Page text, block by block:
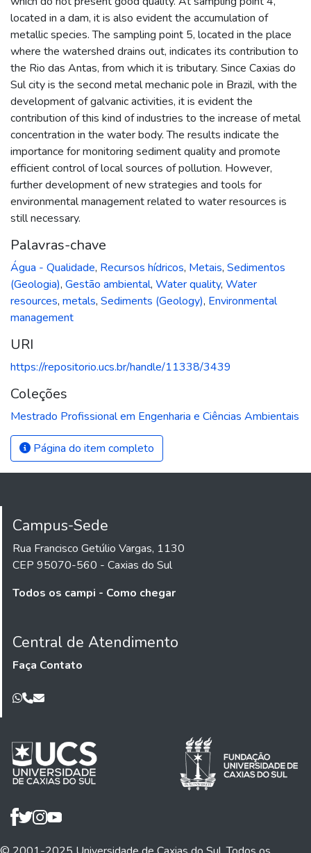
located in a dam, it is also evident the accumulation of
metallic species. The sampling point 5, located in the place
where the watershed drains out, indicates its contribution to
the Rio das Antas, from which it is tributary. Since Caxias do
Sul city is the second metal mechanic pole in Brazil, with the
development of galvanic activities, it is evident the
contribution of this kind of industries to the increase of metal
concentration in the water body. The results indicate the
importance for monitoring sediment quality and promote
efficient control of local sources of pollution. However,
further development of new strategies and tools for
environmental management related to water resources is
still necessary.
Palavras-chave
Água - Qualidade, Recursos hídricos, Metais, Sedimentos
(Geologia), Gestão ambiental, Water quality, Water
resources, metals, Sediments (Geology), Environmental
management
URI
https://repositorio.ucs.br/handle/11338/3439
Coleções
Mestrado Profissional em Engenharia e Ciências Ambientais
Página do item completo
Campus-Sede
Rua Francisco Getúlio Vargas, 1130
CEP 95070-560 - Caxias do Sul
Todos os campi - Como chegar
Central de Atendimento
Faça Contato